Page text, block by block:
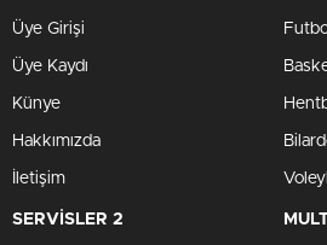
Üye Girişi
Üye Kaydı
Künye
Hakkımızda
İletişim
SERVİSLER 2